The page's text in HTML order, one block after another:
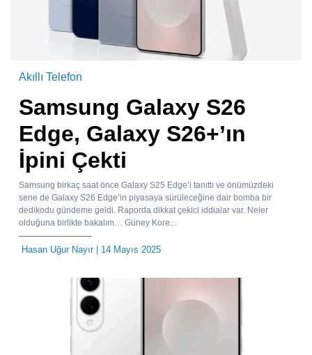
Akıllı Telefon
Samsung Galaxy S26
Edge, Galaxy S26+’ın
İpini Çekti
Samsung birkaç saat önce Galaxy S25 Edge’i tanıttı ve önümüzdeki
sene de Galaxy S26 Edge’in piyasaya sürüleceğine dair bomba bir
dedikodu gündeme geldi. Raporda dikkat çekici iddialar var. Neler
olduğuna birlikte bakalım… Güney Kore...
Hasan Uğur Nayır| 14 Mayıs 2025